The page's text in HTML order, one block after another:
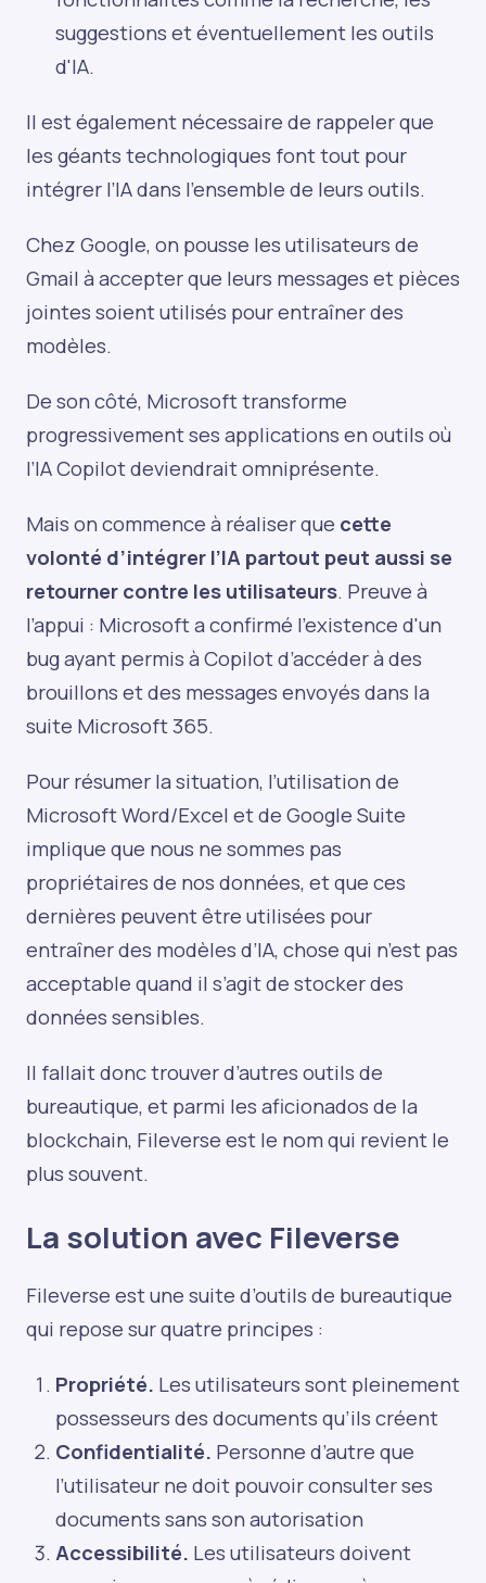
suggestions et éventuellement les outils
d'IA.
Il est également nécessaire de rappeler que
les géants technologiques font tout pour
intégrer l’IA dans l’ensemble de leurs outils.
Chez Google, on pousse les utilisateurs de
Gmail à accepter que leurs messages et pièces
jointes soient utilisés pour entraîner des
modèles.
De son côté, Microsoft transforme
progressivement ses applications en outils où
l’IA Copilot deviendrait omniprésente.
Mais on commence à réaliser que cette
volonté d’intégrer l’IA partout peut aussi se
retourner contre les utilisateurs. Preuve à
l’appui : Microsoft a confirmé l'existence d'un
bug ayant permis à Copilot d’accéder à des
brouillons et des messages envoyés dans la
suite Microsoft 365.
Pour résumer la situation, l’utilisation de
Microsoft Word/Excel et de Google Suite
implique que nous ne sommes pas
propriétaires de nos données, et que ces
dernières peuvent être utilisées pour
entraîner des modèles d’IA, chose qui n’est pas
acceptable quand il s’agit de stocker des
données sensibles.
Il fallait donc trouver d’autres outils de
bureautique, et parmi les aficionados de la
blockchain, Fileverse est le nom qui revient le
plus souvent.
La solution avec Fileverse
Fileverse est une suite d’outils de bureautique
qui repose sur quatre principes :
Propriété. Les utilisateurs sont pleinement
possesseurs des documents qu’ils créent
Confidentialité. Personne d’autre que
l’utilisateur ne doit pouvoir consulter ses
documents sans son autorisation
Accessibilité. Les utilisateurs doivent